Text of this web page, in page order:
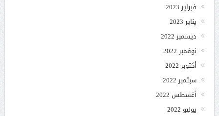
فبراير 2023
يناير 2023
ديسمبر 2022
نوفمبر 2022
أكتوبر 2022
سبتمبر 2022
أغسطس 2022
يوليو 2022